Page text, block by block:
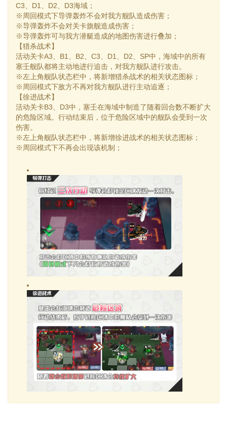
C3、D1、D2、D3海域；
※周回模式下导弹轰炸不会对我方舰队造成伤害；
※导弹轰炸不会对关卡旗舰造成伤害；
※导弹轰炸可与我方潜艇造成的地图伤害进行叠加；
【猎杀战术】
活动关卡A3、B1、B2、C3、D1、D2、SP中，海域中的所有
塞壬舰队都将主动地进行追击，对我方舰队进行攻击。
※左上角舰队状态栏中，将新增猎杀战术的相关状态图标；
※周回模式下敌方不再对我方舰队进行主动追逐；
【徐进战术】
活动关卡B3、D3中，塞壬在海域中制造了随着回合数不断扩大
的危险区域。行动结束后，位于危险区域中的舰队会受到一次
伤害。
※左上角舰队状态栏中，将新增徐进战术的相关状态图标；
※周回模式下不再会出现该机制；